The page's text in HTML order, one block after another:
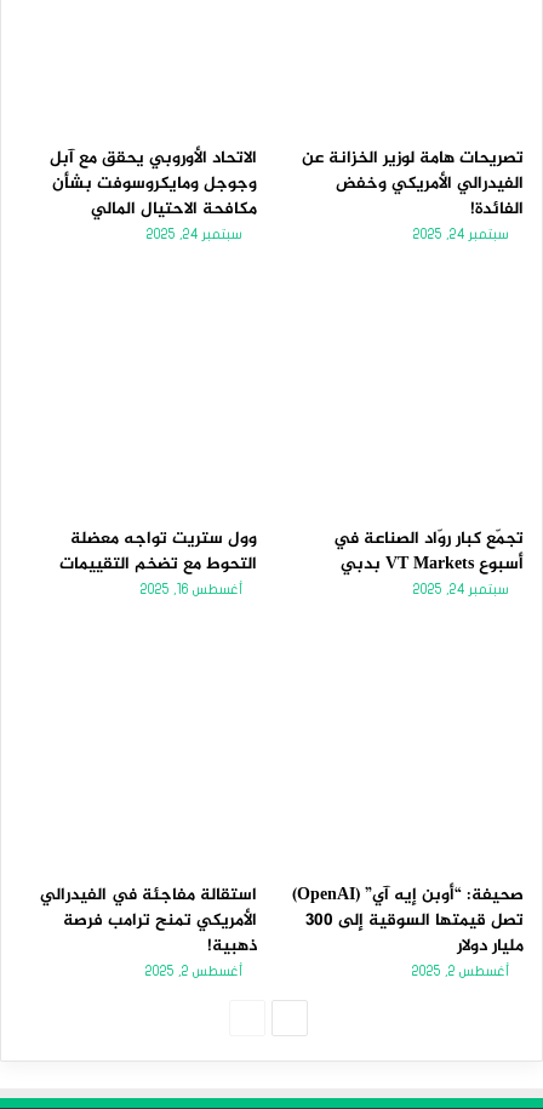
تصريحات هامة لوزير الخزانة عن
الفيدرالي الأمريكي وخفض
الفائدة!
سبتمبر 24, 2025
الاتحاد الأوروبي يحقق مع آبل
وجوجل ومايكروسوفت بشأن
مكافحة الاحتيال المالي
سبتمبر 24, 2025
تجمّع كبار روّاد الصناعة في
أسبوع VT Markets بدبي
سبتمبر 24, 2025
وول ستريت تواجه معضلة
التحوط مع تضخم التقييمات
أغسطس 16, 2025
صحيفة: “أوبن إيه آي” (OpenAI)
تصل قيمتها السوقية إلى 300
مليار دولار
أغسطس 2, 2025
استقالة مفاجئة في الفيدرالي
الأمريكي تمنح ترامب فرصة
ذهبية!
أغسطس 2, 2025